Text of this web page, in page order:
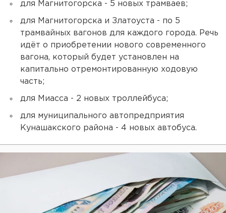
для Магнитогорска - 5 новых трамваев;
для Магнитогорска и Златоуста - по 5
трамвайных вагонов для каждого города. Речь
идёт о приобретении нового современного
вагона, который будет установлен на
капитально отремонтированную ходовую
часть;
для Миасса - 2 новых троллейбуса;
для муниципального автопредприятия
Кунашакского района - 4 новых автобуса.